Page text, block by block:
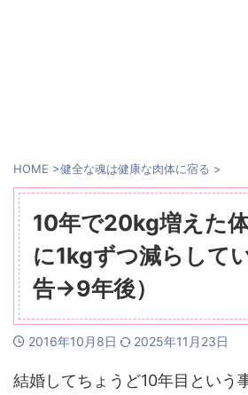
HOME >健全な魂は健康な肉体に宿る >
10年で20kg増えた
に1kgずつ減らして
告→9年後）
2016年10月8日 2025年11月23日
結婚してちょうど10年目という